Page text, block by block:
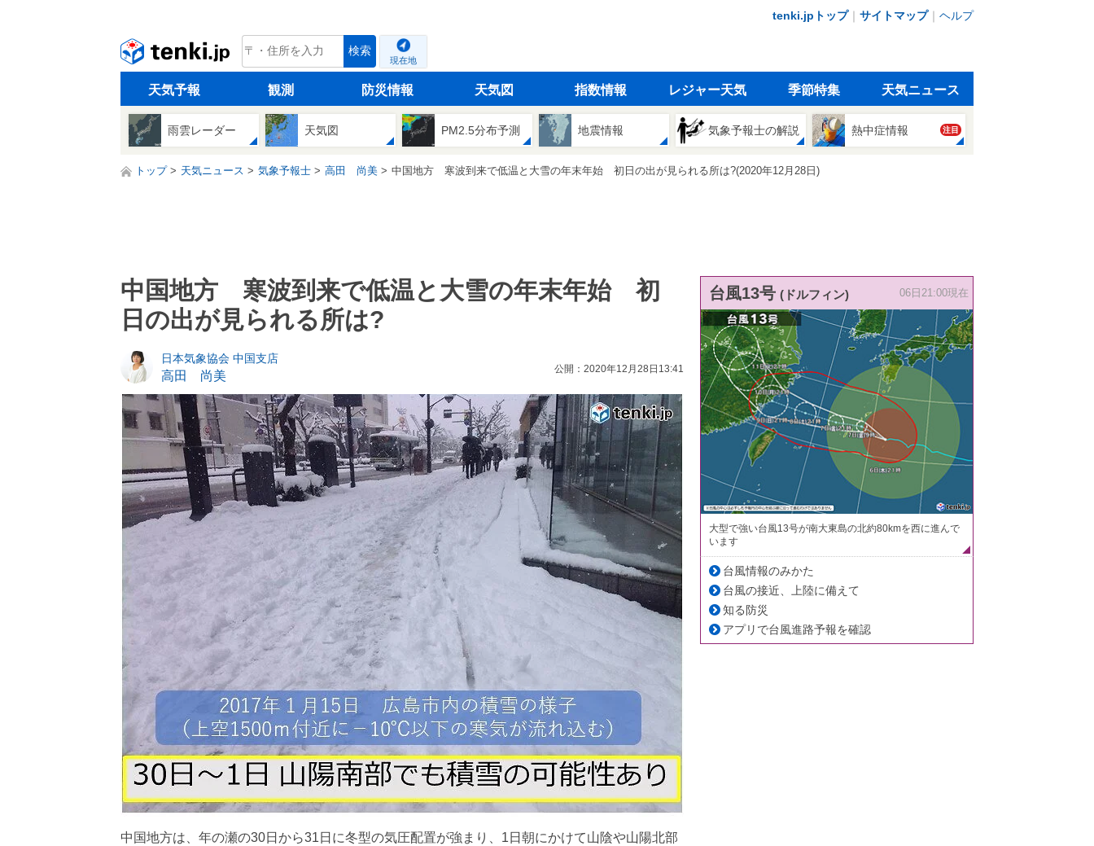
tenki.jpトップ｜ サイトマップ｜ ヘルプ
tenki.jp 検索
現在地
天気予報 観測 防災情報 天気図 指数情報 レジャー天気 季節特集 天気ニュース
雨雲レーダー 天気図 PM2.5分布予測 地震情報 気象予報士の解説 熱中症情報 注目
トップ 天気ニュース 気象予報士 高田 尚美 中国地方 寒波到来で低温と大雪の年末年始 初日の出が見られる所は?(2020年12月28日)
中国地方 寒波到来で低温と大雪の年末年始 初
日の出が見られる所は?
日本気象協会 中国支店
高田 尚美
公開：2020年12月28日13:41
中国地方は、年の瀬の30日から31日に冬型の気圧配置が強まり、1日朝にかけて山陰や山陽北部
台風13号 (ドルフィン) 06日21:00現在
大型で強い台風13号が南大東島の北約80kmを西に進んで
います
台風情報のみかた
台風の接近、上陸に備えて
知る防災
アプリで台風進路予報を確認